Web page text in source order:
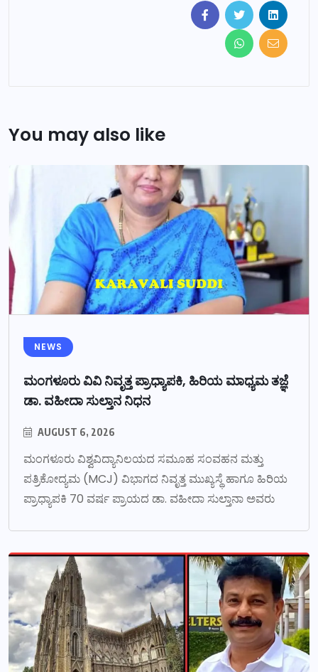
You may also like
NEWS
ಮಂಗಳೂರು ವಿವಿ ನಿವೃತ್ತ ಪ್ರಾಧ್ಯಾಪಕಿ, ಹಿರಿಯ ಮಾಧ್ಯಮ ತಜ್ಞೆ
ಡಾ. ವಹೀದಾ ಸುಲ್ತಾನ ನಿಧನ
AUGUST 6, 2026
ಮಂಗಳೂರು ವಿಶ್ವವಿದ್ಯಾನಿಲಯದ ಸಮೂಹ ಸಂವಹನ ಮತ್ತು
ಪತ್ರಿಕೋದ್ಯಮ (MCJ) ವಿಭಾಗದ ನಿವೃತ್ತ ಮುಖ್ಯಸ್ಥೆ ಹಾಗೂ ಹಿರಿಯ
ಪ್ರಾಧ್ಯಾಪಕಿ 70 ವರ್ಷ ಪ್ರಾಯದ ಡಾ. ವಹೀದಾ ಸುಲ್ತಾನಾ ಅವರು